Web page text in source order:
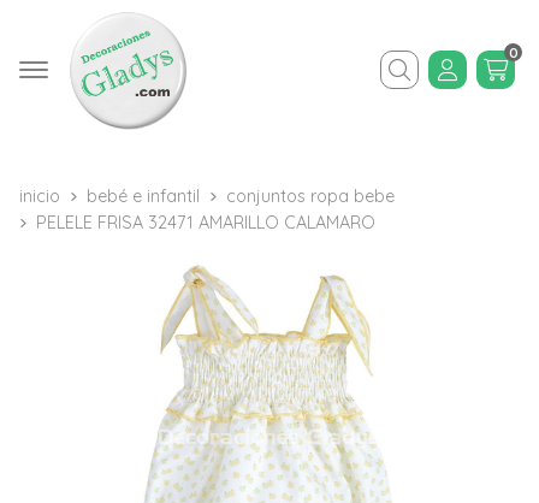
Buscar
0
inicio bebé e infantil
conjuntos ropa bebe
PELELE FRISA 32471 AMARILLO CALAMARO